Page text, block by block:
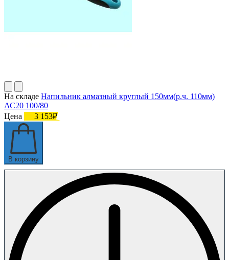
На складе Напильник алмазный круглый 150мм(р.ч. 110мм)
АС20 100/80
Цена
3 153₽
В корзину